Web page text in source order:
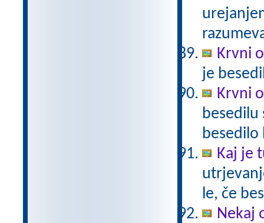
Krvni
je
Krvni
besedilu
besedilo
Kaj je
le, če
Nekaj